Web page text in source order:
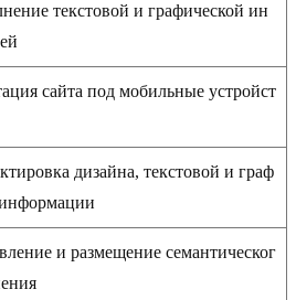
текстовой и графической ин
сайта под мобильные устройст
дизайна, текстовой и граф
и размещение семантическог